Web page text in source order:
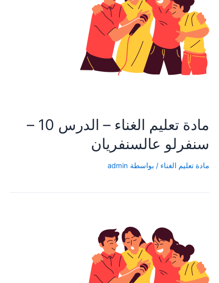
مادة تعليم الغناء – الدرس 10 –
سنفرلو عالسنفريان
مادة تعليم الغناء / بواسطة admin